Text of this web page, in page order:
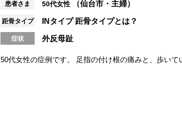
患者さま 50代女性 （仙台市・主婦）
距骨タイプ INタイプ 距骨タイプとは？
症状 外反母趾
50代女性の症例です。 足指の付け根の痛みと、歩い